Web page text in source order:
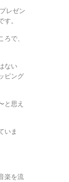
レゼン
。
で、
ない
ピング
と思え
いま
楽を流